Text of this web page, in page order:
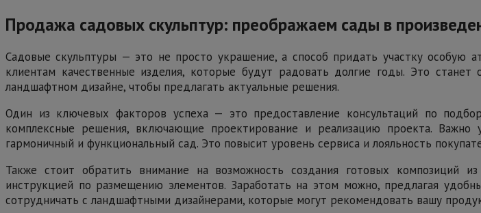
Продажа садовых скульптур: преображаем сады в
Садовые скульптуры — это не просто украшение, а способ придать участку особую
клиентам качественные изделия, которые будут радовать долгие годы. Это
ландшафтном дизайне, чтобы предлагать актуальные решения.
Один из ключевых факторов успеха — это предоставление консультаций по
комплексные решения, включающие проектирование и реализацию проекта.
гармоничный и функциональный сад. Это повысит уровень сервиса и лояльность
Также стоит обратить внимание на возможность создания готовых композиций
инструкцией по размещению элементов. Заработать на этом можно, предлагая
сотрудничать с ландшафтными дизайнерами, которые могут рекомендовать вашу